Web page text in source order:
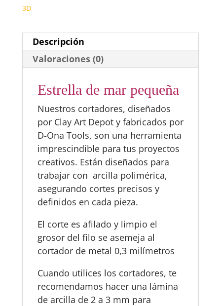
3D
Descripción
Valoraciones (0)
Estrella de mar pequeña
Nuestros cortadores, diseñados
por Clay Art Depot y fabricados por
D-Ona Tools, son una herramienta
imprescindible para tus proyectos
creativos. Están diseñados para
trabajar con arcilla polimérica,
asegurando cortes precisos y
definidos en cada pieza.
El corte es afilado y limpio el
grosor del filo se asemeja al
cortador de metal 0,3 milímetros
Cuando utilices los cortadores, te
recomendamos hacer una lámina
de arcilla de 2 a 3 mm para